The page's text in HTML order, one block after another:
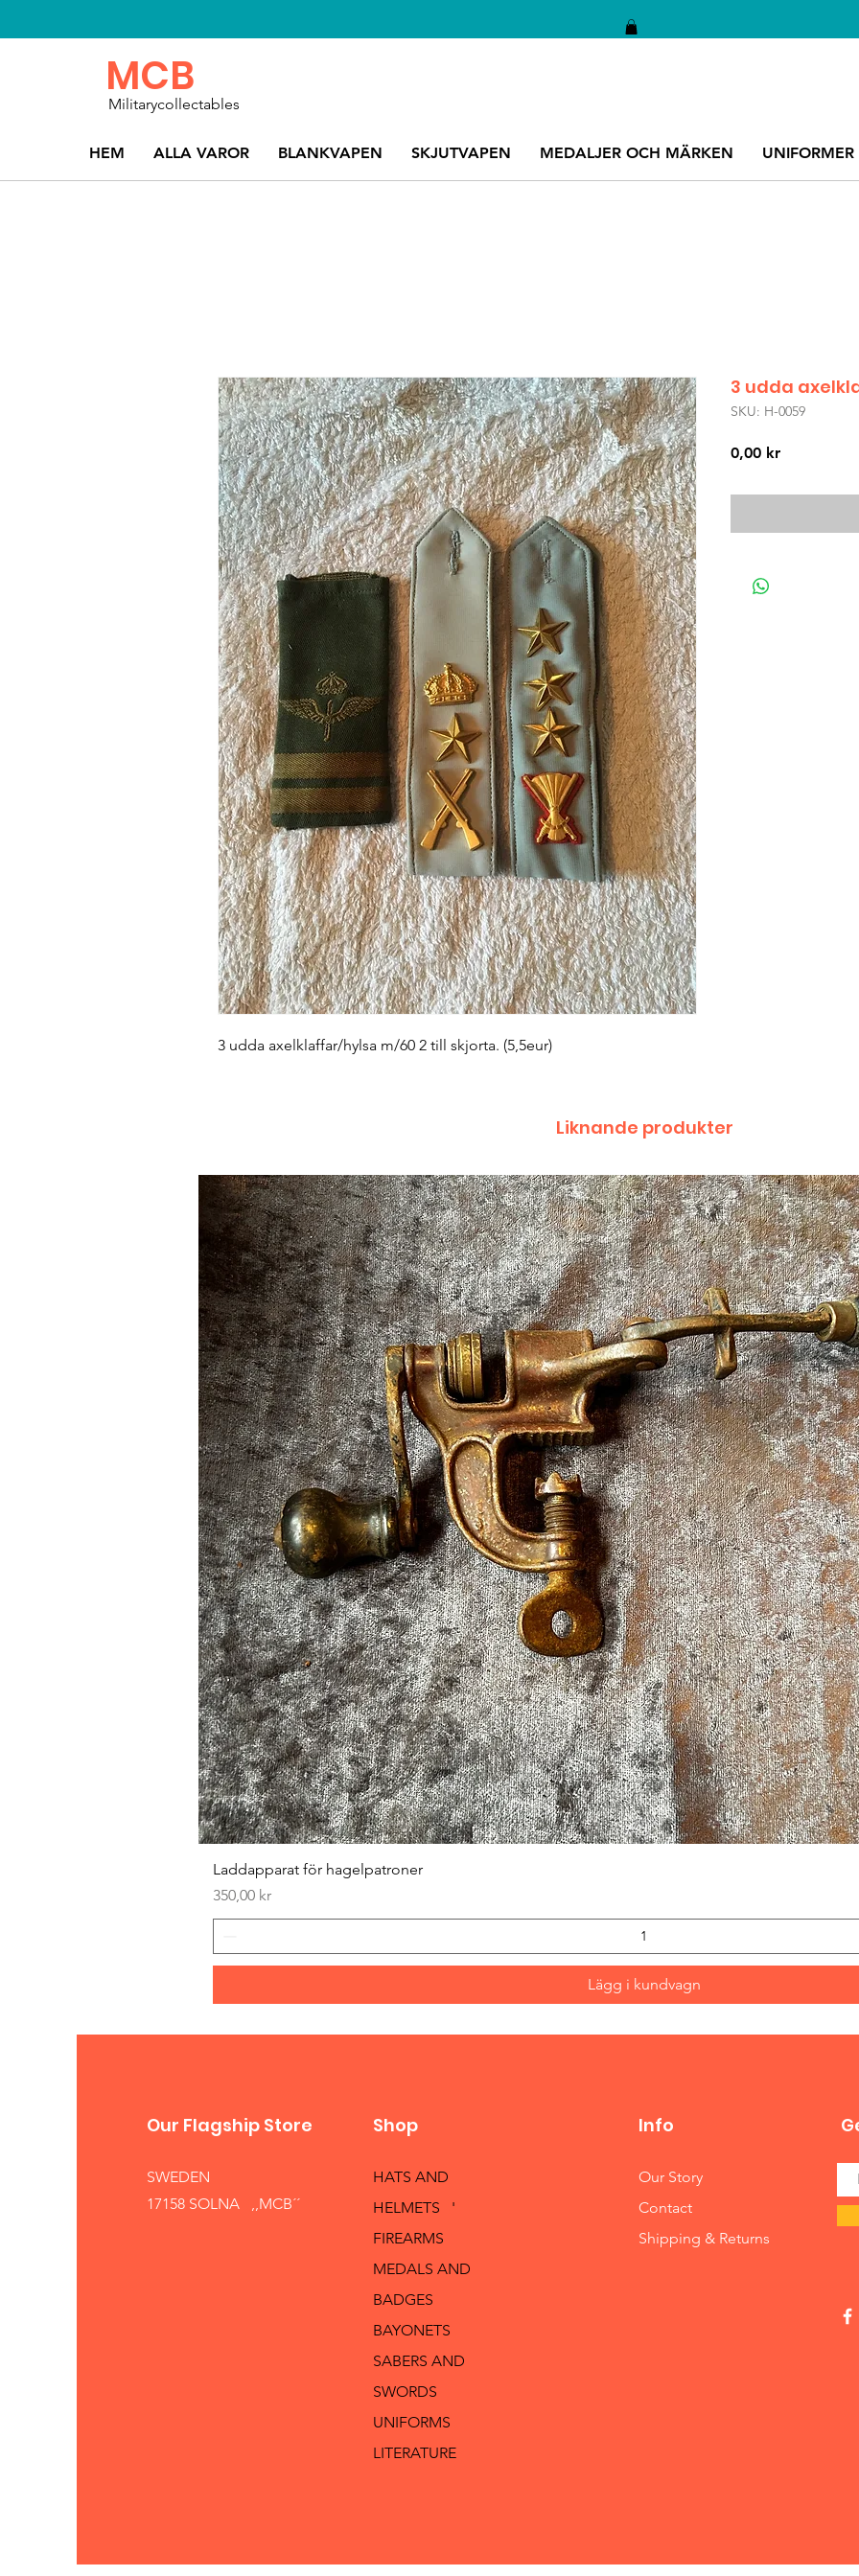
HEM ALLA VAROR BLANKVAPEN SKJUTVAPEN MEDALJER OCH MÄRKEN
MCB
Militarycollectables
3 udda axelklaffar/hylsa m/60 2 till skjorta. (5,5eur)
3 udda
SKU: H-0059
0,00 krPris
Liknande produkter
Laddapparat för hagelpatroner
Pris
350,00 kr
Lägg i kundvagn
Our Flagship Store
SWEDEN
17158 SOLNA ,,MCB´´
Shop
HATS AND
HELMETS '
FIREARMS
MEDALS AND
BADGES
BAYONETS
SABERS AND
SWORDS
UNIFORMS
LITERATURE
Info
Our Story
Contact
Shipping & Returns